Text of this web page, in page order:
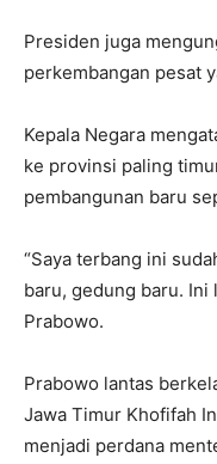
Presiden juga
perkembangan pesat
Kepala Negara
ke provinsi paling
pembangunan baru
“Saya terbang ini
baru, gedung baru. Ini
Prabowo.
Prabowo lantas
Jawa Timur Khofifah
menjadi perdana